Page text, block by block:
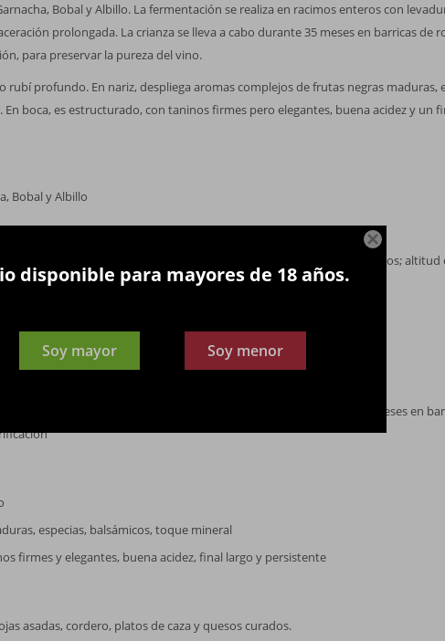

disponible para mayores de 18 años.
Soy mayor Soy menor
Bobal y Albillo. La fermentación se realiza en racimos enteros con
prolongada. La crianza se lleva a cabo durante 35 meses en barricas de
para preservar la pureza del vino.
rubí profundo. En nariz, despliega aromas complejos de frutas negras maduras,
boca, es estructurado, con taninos firmes pero elegantes, buena acidez y un
Bobal y Albillo
Aguilera, Ribera del Duero, Burgos, España; suelos arcillosos y calcáreos; altitud
con levaduras autóctonas; maceración prolongada; crianza de 35 meses en
especias, balsámicos, toque mineral
firmes y elegantes, buena acidez, final largo y persistente
asadas, cordero, platos de caza y quesos curados.